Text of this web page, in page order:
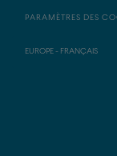
PARAMÈTRES DES
EUROPE - FRANÇAIS